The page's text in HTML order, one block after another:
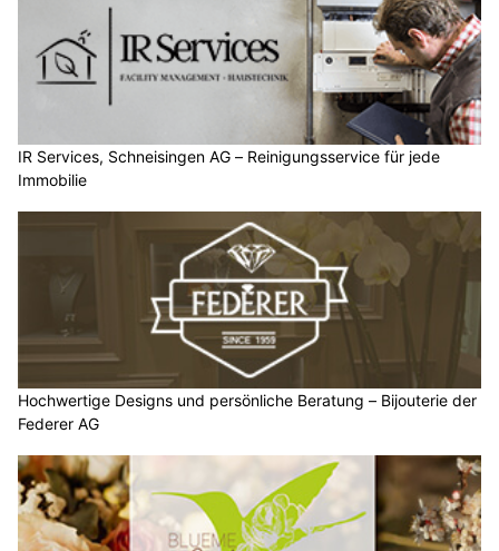
IR Services, Schneisingen AG – Reinigungsservice für jede
Immobilie
Hochwertige Designs und persönliche Beratung – Bijouterie der
Federer AG